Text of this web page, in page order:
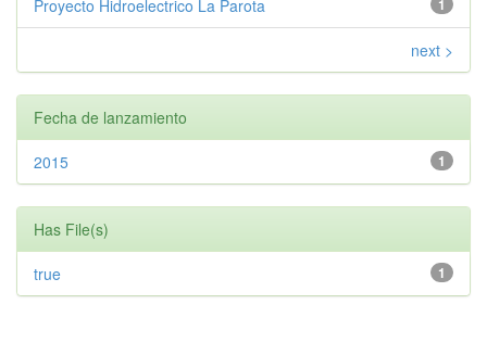
1
Proyecto Hidroelectrico La Parota
next >
Fecha de lanzamiento
1
2015
Has File(s)
1
true